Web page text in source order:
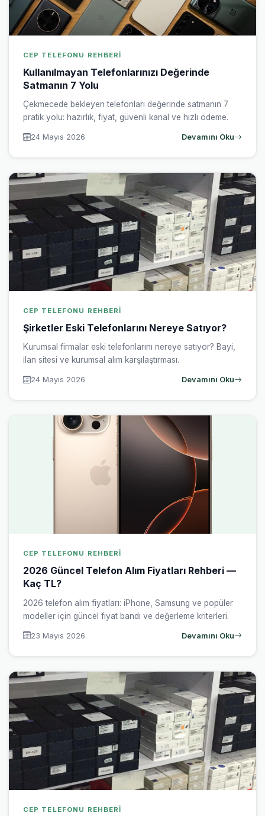
CEP TELEFONU REHBERI
Kullanılmayan Telefonlarınızı Değerinde
Satmanın 7 Yolu
Çekmecede bekleyen telefonları değerinde satmanın 7
pratik yolu: hazırlık, fiyat, güvenli kanal ve hızlı ödeme.
24 Mayıs 2026 Devamını Oku
CEP TELEFONU REHBERI
Şirketler Eski Telefonlarını Nereye Satıyor?
Kurumsal firmalar eski telefonlarını nereye satıyor? Bayi,
ilan sitesi ve kurumsal alım karşılaştırması.
24 Mayıs 2026 Devamını Oku
CEP TELEFONU REHBERI
2026 Güncel Telefon Alım Fiyatları Rehberi —
Kaç TL?
2026 telefon alım fiyatları: iPhone, Samsung ve popüler
modeller için güncel fiyat bandı ve değerleme kriterleri.
23 Mayıs 2026 Devamını Oku
CEP TELEFONU REHBERI